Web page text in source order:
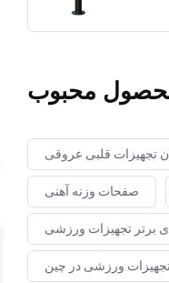
محبوب
تجهیزات قلبی عروقی
صفحات وزنه آهنی
برتر تجهیزات ورزشی
تجهیزات ورزشی در چین